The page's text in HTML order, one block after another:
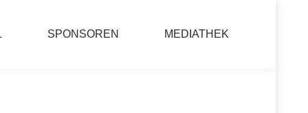
SPONSOREN MEDIATHEK